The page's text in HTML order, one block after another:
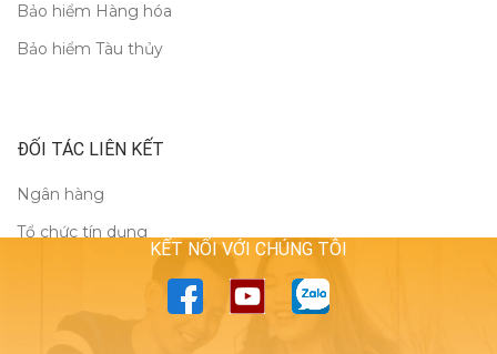
Bảo hiểm Hàng hóa
Bảo hiểm Tàu thủy
ĐỐI TÁC LIÊN KẾT
Ngân hàng
Tổ chức tín dụng
KẾT NỐI VỚI CHÚNG TÔI